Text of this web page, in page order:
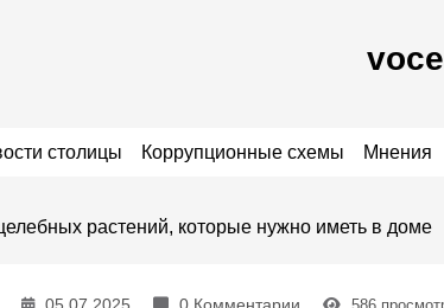
столицы Коррупционные схемы Мнения
растений, которые нужно иметь в доме